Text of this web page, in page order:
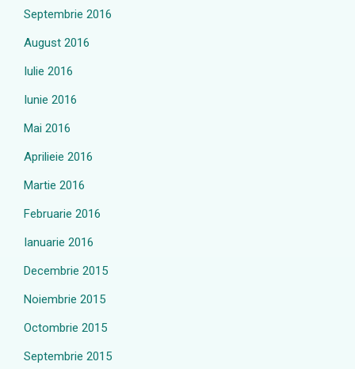
Septembrie 2016
August 2016
Iulie 2016
Iunie 2016
Mai 2016
Aprilieie 2016
Martie 2016
Februarie 2016
Ianuarie 2016
Decembrie 2015
Noiembrie 2015
Octombrie 2015
Septembrie 2015